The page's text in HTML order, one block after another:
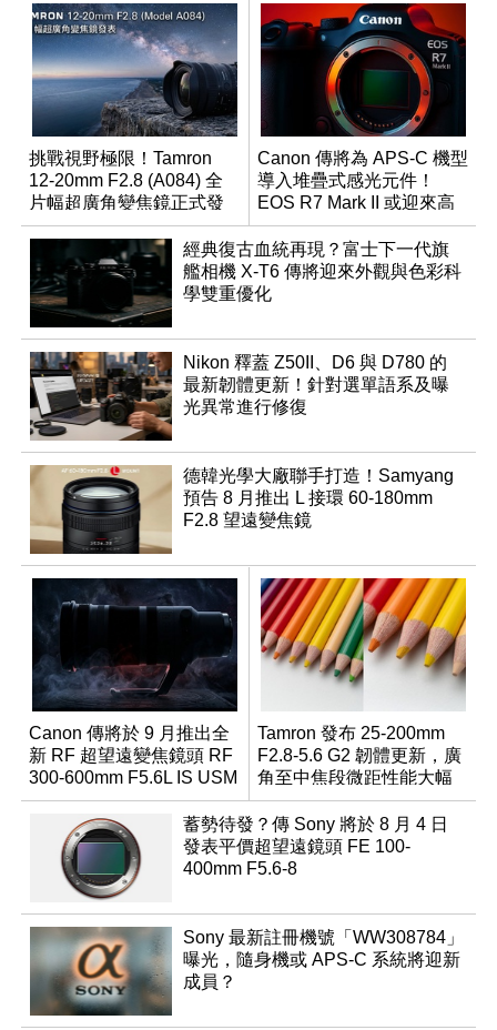
挑戰視野極限！Tamron
12-20mm F2.8 (A084) 全
片幅超廣角變焦鏡正式發
表
Canon 傳將為 APS-C 機型
導入堆疊式感光元件！
EOS R7 Mark II 或迎來高
速讀出升級
經典復古血統再現？富士下一代旗
艦相機 X-T6 傳將迎來外觀與色彩科
學雙重優化
Nikon 釋蓋 Z50II、D6 與 D780 的
最新韌體更新！針對選單語系及曝
光異常進行修復
德韓光學大廠聯手打造！Samyang
預告 8 月推出 L 接環 60-180mm
F2.8 望遠變焦鏡
Canon 傳將於 9 月推出全
新 RF 超望遠變焦鏡頭 RF
300-600mm F5.6L IS USM
Tamron 發布 25-200mm
F2.8-5.6 G2 韌體更新，廣
角至中焦段微距性能大幅
升級
蓄勢待發？傳 Sony 將於 8 月 4 日
發表平價超望遠鏡頭 FE 100-
400mm F5.6-8
Sony 最新註冊機號「WW308784」
曝光，隨身機或 APS-C 系統將迎新
成員？